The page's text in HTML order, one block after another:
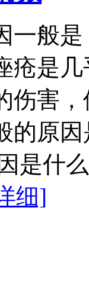
一般
疮是
伤害
的原
是什
细]